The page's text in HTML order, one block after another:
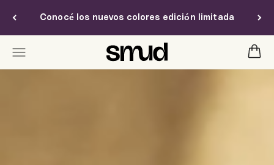
Conocé los nuevos colores edición limitada
Menú Smud Carrito